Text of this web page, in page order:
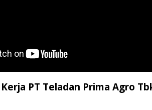
PT Teladan Prima Agro